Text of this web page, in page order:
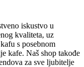
iskustvo u
kvaliteta, uz
s posebnom
kafe. Naš shop takođe
za sve ljubitelje